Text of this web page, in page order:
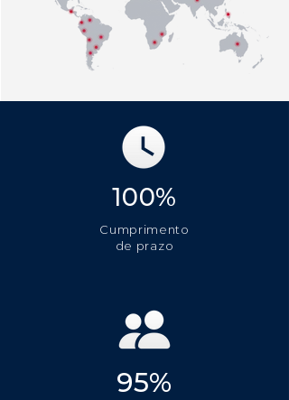
100%
Cumprimento
de prazo
95%